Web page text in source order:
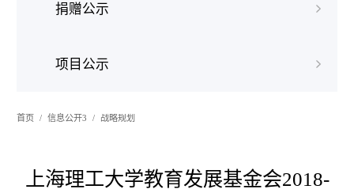
捐赠公示
项目公示
首页 信息公开3 战略规划
上海理工大学教育发展基金会2018-